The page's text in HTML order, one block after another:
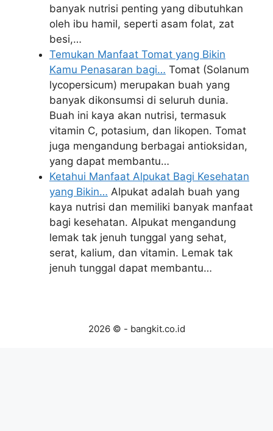
banyak nutrisi penting yang dibutuhkan
oleh ibu hamil, seperti asam folat, zat
besi,…
Temukan Manfaat Tomat yang Bikin
Kamu Penasaran bagi… Tomat (Solanum
lycopersicum) merupakan buah yang
banyak dikonsumsi di seluruh dunia.
Buah ini kaya akan nutrisi, termasuk
vitamin C, potasium, dan likopen. Tomat
juga mengandung berbagai antioksidan,
yang dapat membantu…
Ketahui Manfaat Alpukat Bagi Kesehatan
yang Bikin… Alpukat adalah buah yang
kaya nutrisi dan memiliki banyak manfaat
bagi kesehatan. Alpukat mengandung
lemak tak jenuh tunggal yang sehat,
serat, kalium, dan vitamin. Lemak tak
jenuh tunggal dapat membantu…
2026 © - bangkit.co.id